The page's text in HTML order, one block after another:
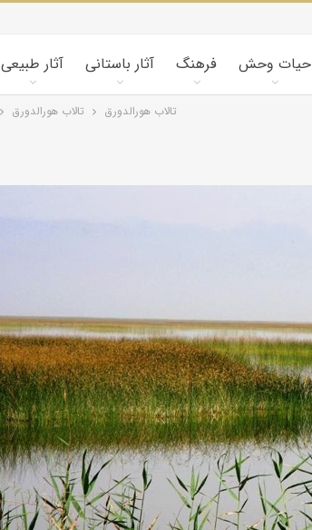
آثار طبیعی آثار باستانی فرهنگ حیات وحش
تالاب هورالدورق تالاب هورالدورق